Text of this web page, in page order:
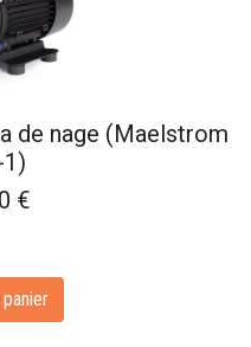
de nage (Maelstrom
€